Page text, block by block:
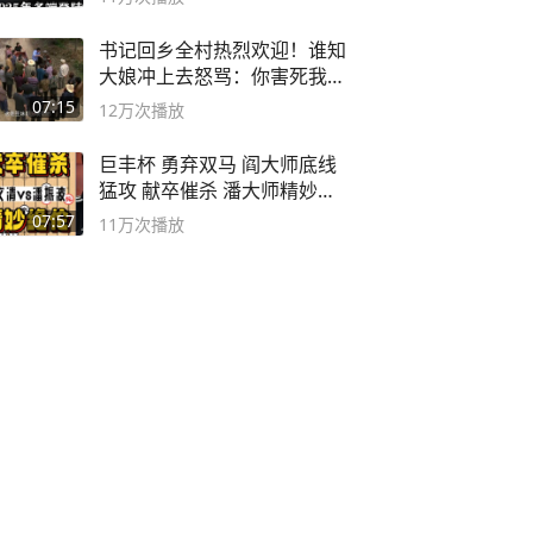
07:15
书记回乡全村热烈欢迎！谁知
大娘冲上去怒骂：你害死我儿
子
12万次播放
07:57
巨丰杯 勇弃双马 阎大师底线
猛攻 献卒催杀 潘大师精妙入
局
11万次播放